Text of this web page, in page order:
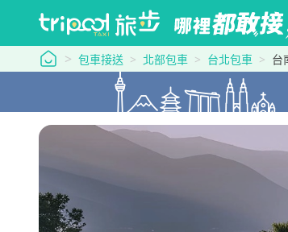
tripool 旅步
包車接送 北部包車 台北包車 台